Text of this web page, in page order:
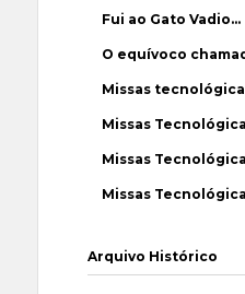
Fui ao Gato Vadio…
O equívoco
Missas
Missas
Missas
Missas
Arquivo Histórico